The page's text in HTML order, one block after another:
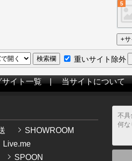
5
重いサイト除外
イト一覧|当サイトについて
SHOWROOM
Live.me
SPOON